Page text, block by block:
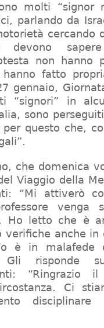
molti “signor
parlando da
cercando
devono
non hanno
hanno fatto
gennaio,
“signori” in
sono
questo che,
che domenica
Viaggio della
“Mi attiverò
venga
Ho letto che è
verifiche anche in
è in malafede
Gli risponde
Ci